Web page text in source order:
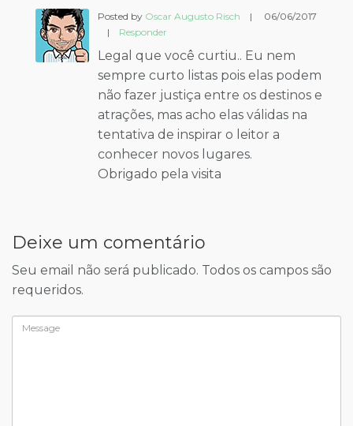
Posted by Oscar Augusto Risch |
06/06/2017
|
Responder
Legal que você curtiu.. Eu nem
sempre curto listas pois elas podem
não fazer justiça entre os destinos e
atrações, mas acho elas válidas na
tentativa de inspirar o leitor a
conhecer novos lugares.
Obrigado pela visita
Deixe um comentário
Seu email não será publicado. Todos os campos são
requeridos.